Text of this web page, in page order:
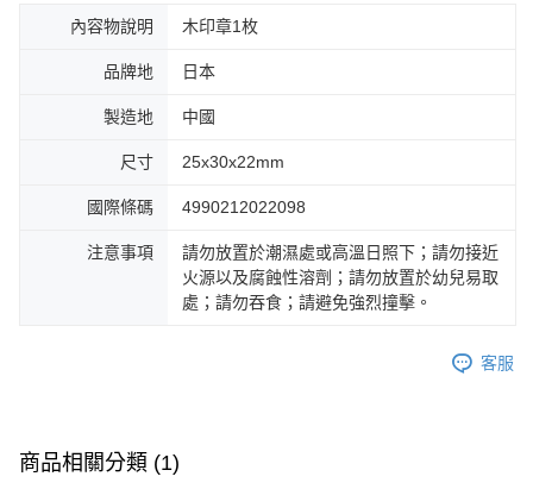
內容物說明 木印章1枚
品牌地 日本
製造地 中國
尺寸 25x30x22mm
國際條碼 4990212022098
注意事項
請勿放置於潮濕處或高溫日照下；請勿接近
火源以及腐蝕性溶劑；請勿放置於幼兒易取
處；請勿吞食；請避免強烈撞擊。
客服
商品相關分類 (1)